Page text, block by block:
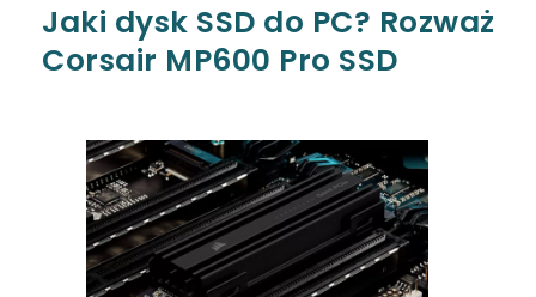
Jaki dysk SSD do PC? Rozważ
Corsair MP600 Pro SSD